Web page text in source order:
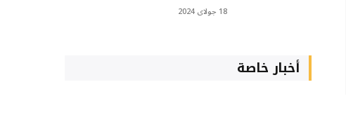
18 جولای 2024
أخبار خاصة